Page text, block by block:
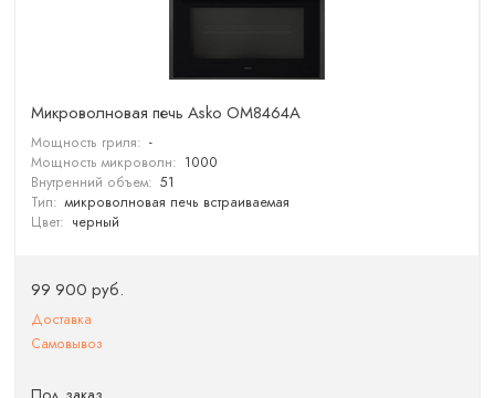
Микроволновая печь Asko OM8464A
Мощность гриля: -
Мощность микроволн: 1000
Внутренний объем: 51
Тип: микроволновая печь встраиваемая
Цвет: черный
99 900 руб.
Доставка
Самовывоз